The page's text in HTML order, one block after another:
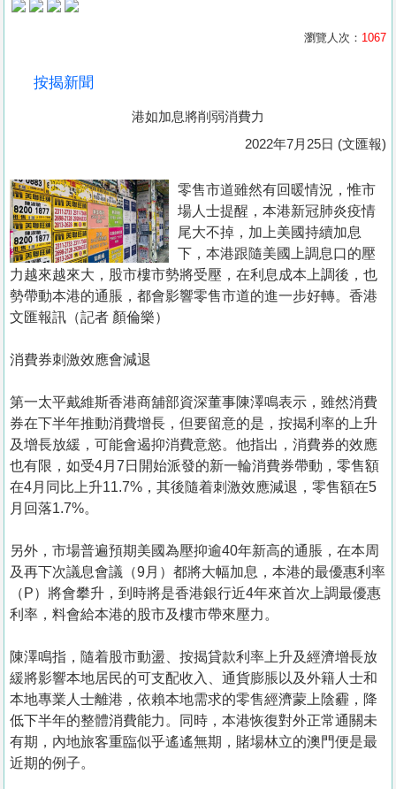
產
置
業
手
冊
關
我
們
瀏覽人次： 1067
按揭新聞
港如加息將削弱消費力
2022年7月25日 (文匯報)
零售市道雖然有回暖情況，惟市
場人士提醒，本港新冠肺炎疫情
尾大不掉，加上美國持續加息
下，本港跟隨美國上調息口的壓
力越來越來大，股市樓市勢將受壓，在利息成本上調後，也
勢帶動本港的通脹，都會影響零售市道的進一步好轉。香港
文匯報訊（記者 顏倫樂）
消費券刺激效應會減退
第一太平戴維斯香港商舖部資深董事陳澤鳴表示，雖然消費
券在下半年推動消費增長，但要留意的是，按揭利率的上升
及增長放緩，可能會遏抑消費意慾。他指出，消費券的效應
也有限，如受4月7日開始派發的新一輪消費券帶動，零售額
在4月同比上升11.7%，其後隨着刺激效應減退，零售額在5
月回落1.7%。
另外，市場普遍預期美國為壓抑逾40年新高的通脹，在本周
及再下次議息會議（9月）都將大幅加息，本港的最優惠利率
（P）將會攀升，到時將是香港銀行近4年來首次上調最優惠
利率，料會給本港的股市及樓市帶來壓力。
陳澤鳴指，隨着股市動盪、按揭貸款利率上升及經濟增長放
緩將影響本地居民的可支配收入、通貨膨脹以及外籍人士和
本地專業人士離港，依賴本地需求的零售經濟蒙上陰霾，降
低下半年的整體消費能力。同時，本港恢復對外正常通關未
有期，內地旅客重臨似乎遙遙無期，賭場林立的澳門便是最
近期的例子。